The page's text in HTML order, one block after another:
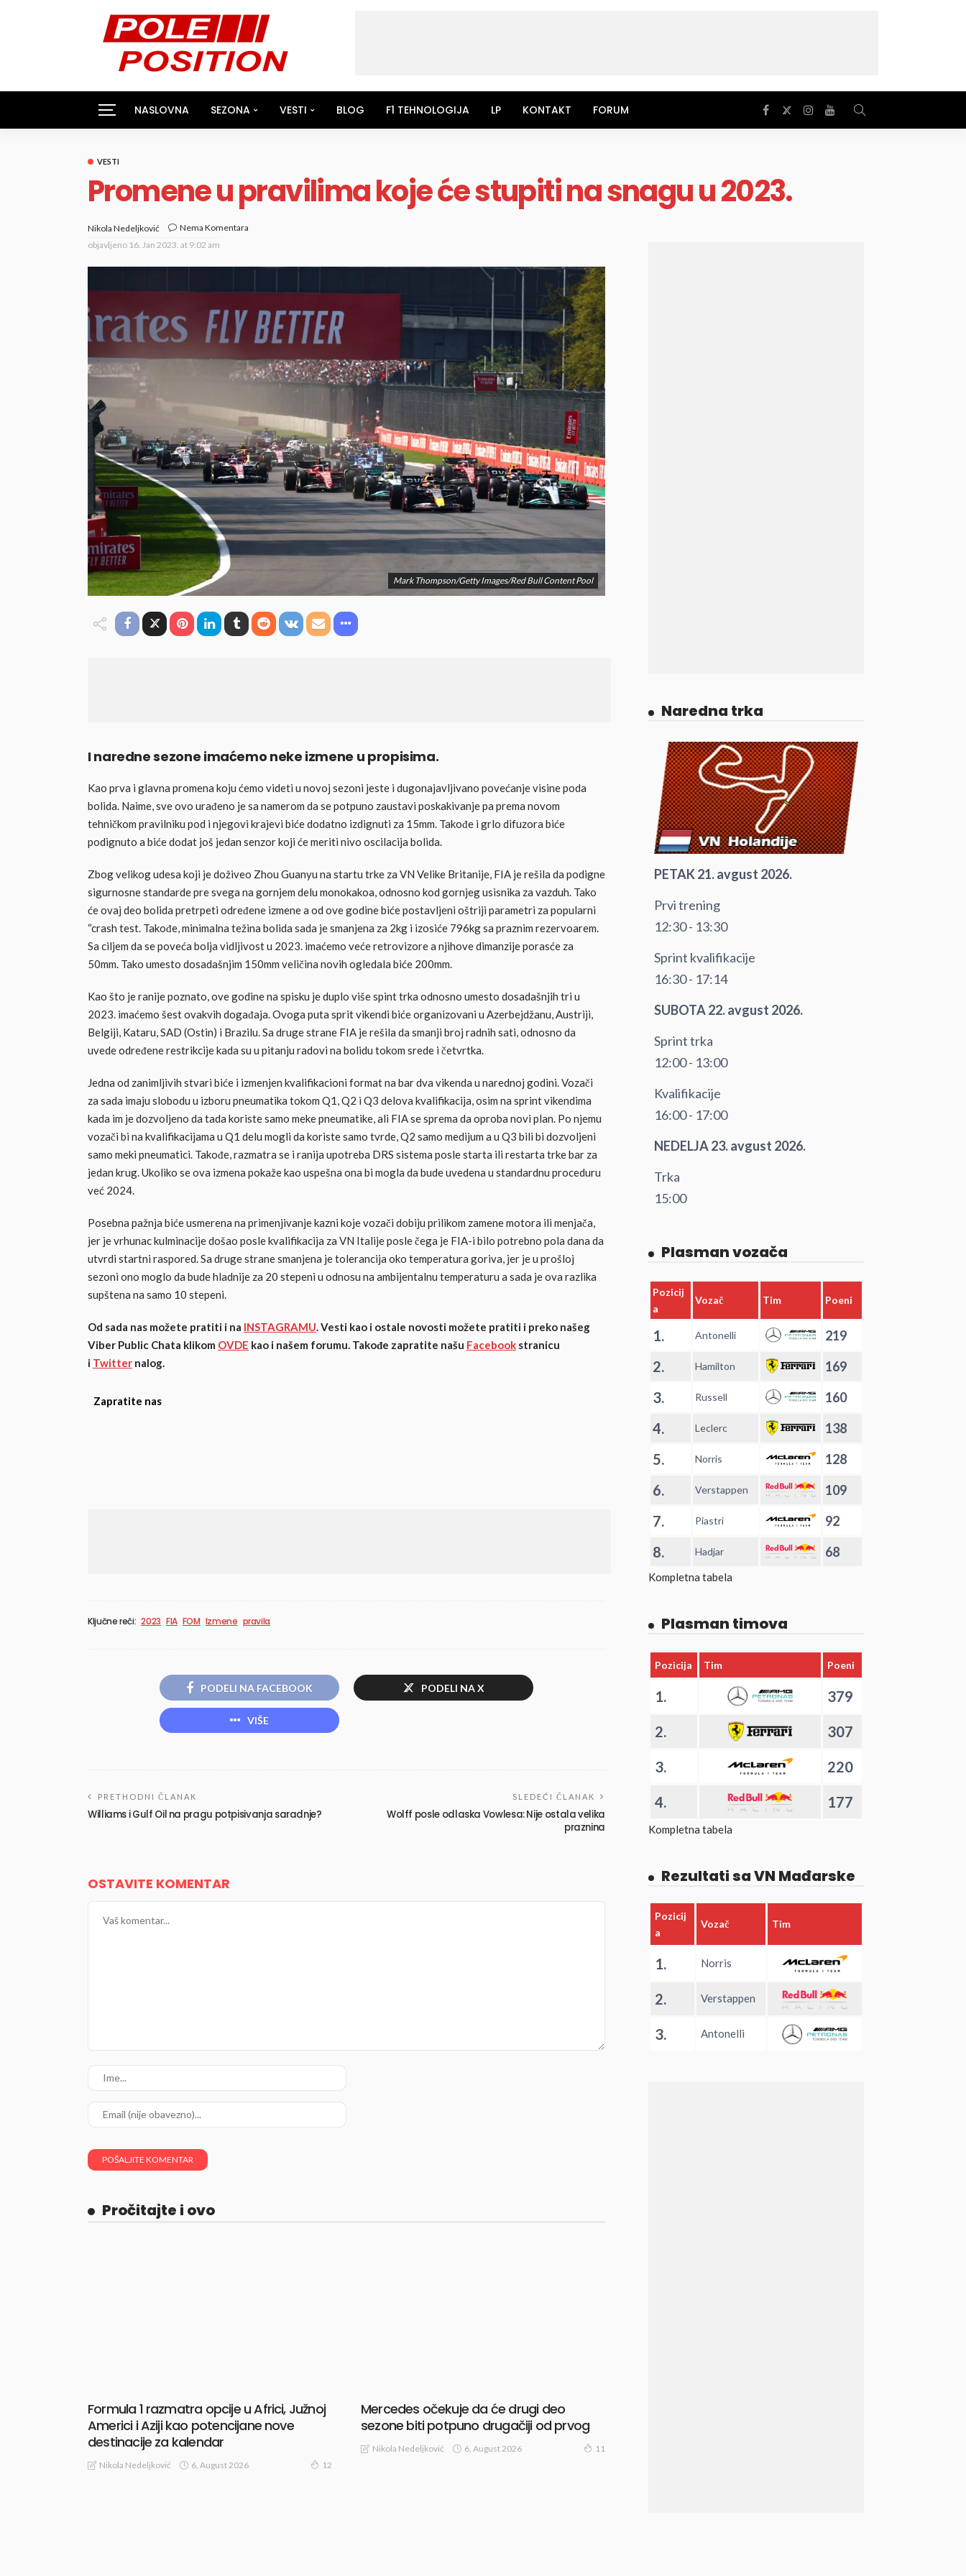
NASLOVNA SEZONA VESTI BLOG F1 TEHNOLOGIJA LP KONTAKT FORUM
VESTI
Promene u pravilima koje će stupiti na snagu u 2023.
Nikola Nedeljković
Nema Komentara
objavljeno 16. Jan 2023. at 9:02 am
Mark Thompson/Getty Images/Red Bull Content Pool
I naredne sezone imaćemo neke izmene u propisima.
Kao prva i glavna promena koju ćemo videti u novoj sezoni jeste i dugonajavljivano povećanje visine poda
bolida. Naime, sve ovo urađeno je sa namerom da se potpuno zaustavi poskakivanje pa prema novom
tehničkom pravilniku pod i njegovi krajevi biće dodatno izdignuti za 15mm. Takođe i grlo difuzora biće
podignuto a biće dodat još jedan senzor koji će meriti nivo oscilacija bolida.
Zbog velikog udesa koji je doživeo Zhou Guanyu na startu trke za VN Velike Britanije, FIA je rešila da podigne
sigurnosne standarde pre svega na gornjem delu monokakoa, odnosno kod gornjeg usisnika za vazduh. Tako
će ovaj deo bolida pretrpeti određene izmene a od ove godine biće postavljeni oštriji parametri za popularni
“crash test. Takođe, minimalna težina bolida sada je smanjena za 2kg i izosiće 796kg sa praznim rezervoarem.
Sa ciljem da se poveća bolja vidljivost u 2023. imaćemo veće retrovizore a njihove dimanzije porasće za
50mm. Tako umesto dosadašnjim 150mm veličina novih ogledala biće 200mm.
Kao što je ranije poznato, ove godine na spisku je duplo više spint trka odnosno umesto dosadašnjih tri u
2023. imaćemo šest ovakvih događaja. Ovoga puta sprit vikendi biće organizovani u Azerbejdžanu, Austriji,
Belgiji, Kataru, SAD (Ostin) i Brazilu. Sa druge strane FIA je rešila da smanji broj radnih sati, odnosno da
uvede određene restrikcije kada su u pitanju radovi na bolidu tokom srede i četvrtka.
Jedna od zanimljivih stvari biće i izmenjen kvalifikacioni format na bar dva vikenda u narednoj godini. Vozači
za sada imaju slobodu u izboru pneumatika tokom Q1, Q2 i Q3 delova kvalifikacija, osim na sprint vikendima
kada im je dozvoljeno da tada koriste samo meke pneumatike, ali FIA se sprema da oproba novi plan. Po njemu
vozači bi na kvalifikacijama u Q1 delu mogli da koriste samo tvrde, Q2 samo medijum a u Q3 bili bi dozvoljeni
samo meki pneumatici. Takođe, razmatra se i ranija upotreba DRS sistema posle starta ili restarta trke bar za
jedan krug. Ukoliko se ova izmena pokaže kao uspešna ona bi mogla da bude uvedena u standardnu proceduru
već 2024.
Posebna pažnja biće usmerena na primenjivanje kazni koje vozači dobiju prilikom zamene motora ili menjača,
jer je vrhunac kulminacije došao posle kvalifikacija za VN Italije posle čega je FIA-i bilo potrebno pola dana da
utvrdi startni raspored. Sa druge strane smanjena je tolerancija oko temperatura goriva, jer je u prošloj
sezoni ono moglo da bude hladnije za 20 stepeni u odnosu na ambijentalnu temperaturu a sada je ova razlika
supštena na samo 10 stepeni.
Od sada nas možete pratiti i na INSTAGRAMU. Vesti kao i ostale novosti možete pratiti i preko našeg
Viber Public Chata klikom OVDE kao i našem forumu. Takođe zapratite našu Facebook stranicu
i Twitter nalog.
Zapratite nas
Ključne reči: 2023 FIA FOM Izmene pravila
PODELI NA FACEBOOK PODELI NA X
VIŠE
PRETHODNI ČLANAK
Williams i Gulf Oil na pragu potpisivanja saradnje?
SLEDEĆI ČLANAK
Wolff posle odlaska Vowlesa: Nije ostala velika
praznina
OSTAVITE KOMENTAR
Pročitajte i ovo
Formula 1 razmatra opcije u Africi, Južnoj
Americi i Aziji kao potencijane nove
destinacije za kalendar
Nikola Nedeljković 6, August 2026 12
Mercedes očekuje da će drugi deo
sezone biti potpuno drugačiji od prvog
Nikola Nedeljković 6, August 2026 11
Naredna trka
PETAK 21. avgust 2026.
Prvi trening
12:30 - 13:30
Sprint kvalifikacije
16:30 - 17:14
SUBOTA 22. avgust 2026.
Sprint trka
12:00 - 13:00
Kvalifikacije
16:00 - 17:00
NEDELJA 23. avgust 2026.
Trka
15:00
Plasman vozača
Pozicij
a
Vozač Tim Poeni
1. Antonelli 219
2. Hamilton 169
3. Russell 160
4. Leclerc 138
5. Norris 128
6. Verstappen 109
7. Piastri 92
8. Hadjar 68
Kompletna tabela
Plasman timova
Pozicija Tim Poeni
1. 379
2. 307
3. 220
4. 177
Kompletna tabela
Rezultati sa VN Mađarske
Pozicij
a
Vozač Tim
1. Norris
2. Verstappen
3. Antonelli